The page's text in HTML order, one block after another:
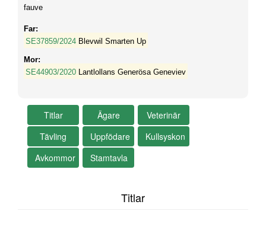
fauve
Far:
SE37859/2024 Blevwil Smarten Up
Mor:
SE44903/2020 Lantlollans Generösa Geneviev
Titlar